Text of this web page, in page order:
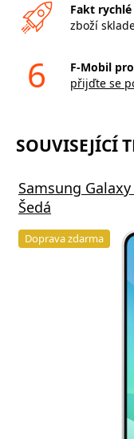
Fakt
zboží
6
F-Mobil
přijďte se
SOUVISEJÍCÍ
Samsung Galaxy
Šedá
Doprava zdarma